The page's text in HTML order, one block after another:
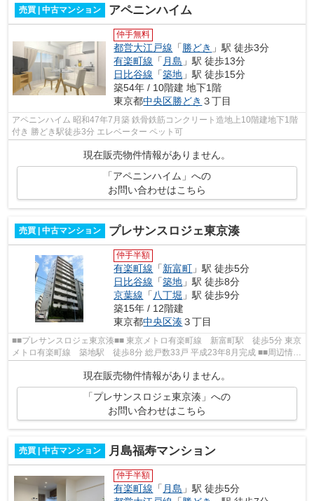
売買 | 中古マンション アペニンハイム
仲手無料
都営大江戸線 「 勝どき 」駅 徒歩3分
有楽町線 「 月島 」駅 徒歩13分
日比谷線 「築地 」駅 徒歩15分
築54年 / 10階建 地下1階
東京都中央区勝どき ３丁目
アペニンハイム 昭和47年7月築 鉄骨鉄筋コンクリート造地上10階建地下1階
付き 勝どき駅徒歩3分 エレベーター ペット可
現在販売物件情報がありません。
「アペニンハイム」への
お問い合わせはこちら
売買 | 中古マンション プレサンスロジェ東京湊
仲手半額
有楽町線 「新富町 」駅 徒歩5分
日比谷線 「築地 」駅 徒歩8分
京葉線 「 八丁堀 」駅 徒歩9分
築15年 / 12階建
東京都中央区湊３丁目
■■プレサンスロジェ東京湊■■ 東京メトロ有楽町線 新富町駅 徒歩5分 東京
メトロ有楽町線 築地駅 徒歩8分 総戸数33戸 平成23年8月完成 ■■周辺情報
■■ ファミリーマート どらっぐばば...
現在販売物件情報がありません。
「プレサンスロジェ東京湊」への
お問い合わせはこちら
売買 | 中古マンション 月島福寿マンション
仲手半額
有楽町線 「 月島 」駅 徒歩5分